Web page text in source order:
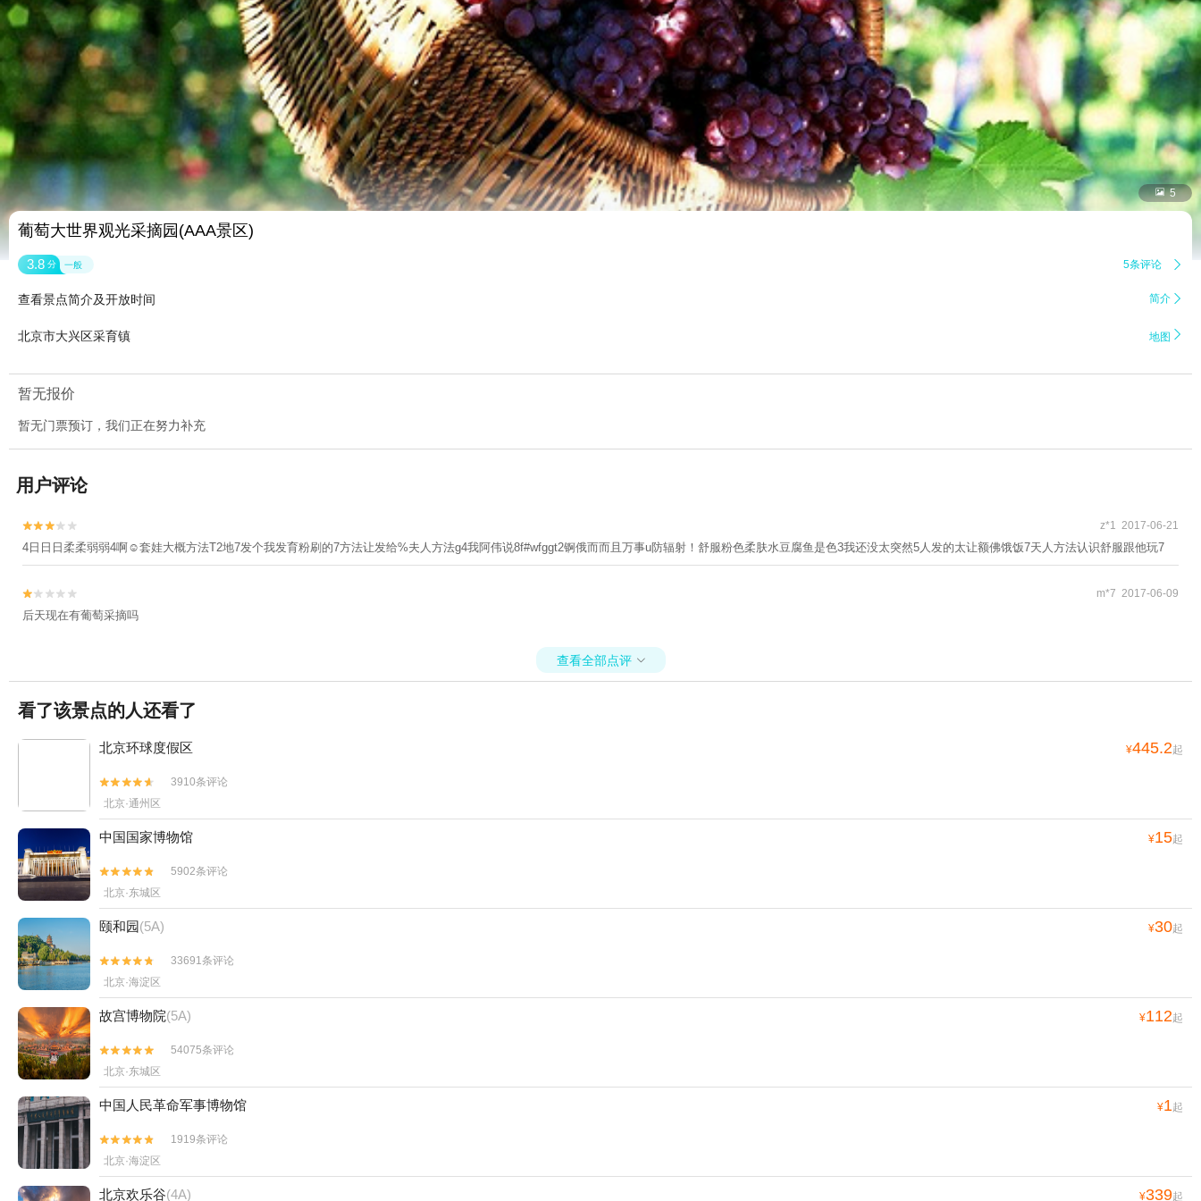
 5
葡萄大世界观光采摘园(AAA景区)
3.8 分 一般 5条评论 
查看景点简介及开放时间 简介 
北京市大兴区采育镇 地图 
暂无报价
暂无门票预订，我们正在努力补充
用户评论

 z*1 2017-06-21
4日日日柔柔弱弱4啊☺套娃大概方法T2地7发个我发育粉刷的7方法让发给%夫人方法g4我阿伟说8f#wfggt2锕俄而而且万事u防辐射！舒服粉色柔肤水豆腐鱼是色3我还没太突然5人发的太让额佛饿饭7天人方法认识舒服跟他玩7

 m*7 2017-06-09
后天现在有葡萄采摘吗
查看全部点评 
看了该景点的人还看了
北京环球度假区 ¥445.2起


3910条评论
北京·通州区
中国国家博物馆 ¥15起


5902条评论
北京·东城区
颐和园(5A) ¥30起


33691条评论
北京·海淀区
故宫博物院(5A) ¥112起


54075条评论
北京·东城区
中国人民革命军事博物馆 ¥1起


1919条评论
北京·海淀区
北京欢乐谷(4A) ¥339起